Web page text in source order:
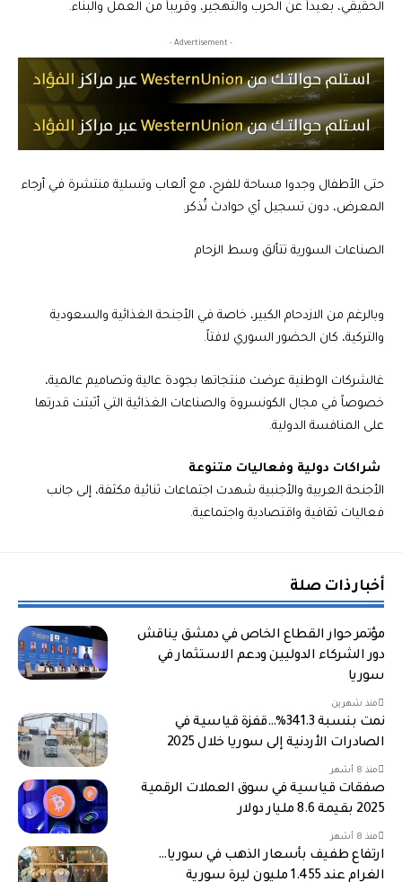
الحقيقي، بعيداً عن الحرب والتهجير، وقريباً من العمل والبناء.
- Advertisement -
حتى الأطفال وجدوا مساحة للفرح، مع ألعاب وتسلية منتشرة في أرجاء
المعرض، دون تسجيل أي حوادث تُذكر.
الصناعات السورية تتألق وسط الزحام
وبالرغم من الازدحام الكبير، خاصة في الأجنحة الغذائية والسعودية
والتركية، كان الحضور السوري لافتاً.
غالشركات الوطنية عرضت منتجاتها بجودة عالية وتصاميم عالمية،
خصوصاً في مجال الكونسروة والصناعات الغذائية التي أثبتت قدرتها
على المنافسة الدولية.
شراكات دولية وفعاليات متنوعة
الأجنحة العربية والأجنبية شهدت اجتماعات ثنائية مكثفة، إلى جانب
فعاليات ثقافية واقتصادية واجتماعية.
أخبار ذات صلة
مؤتمر حوار القطاع الخاص في دمشق يناقش
دور الشركاء الدوليين ودعم الاستثمار في
سوريا
منذ شهرين
نمت بنسبة 341.3%…قفزة قياسية في
الصادرات الأردنية إلى سوريا خلال 2025
منذ 8 أشهر
صفقات قياسية في سوق العملات الرقمية
2025 بقيمة 8.6 مليار دولار
منذ 8 أشهر
ارتفاع طفيف بأسعار الذهب في سوريا…
الغرام عند 1.455 مليون ليرة سورية